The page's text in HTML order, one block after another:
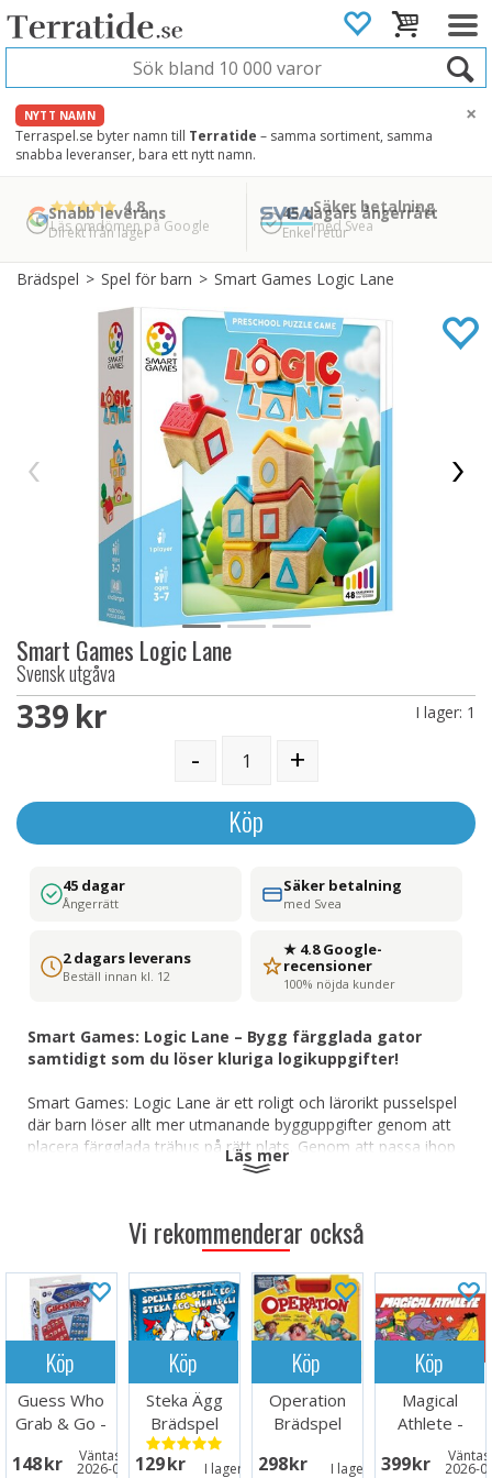
NYTT NAMN
Terraspel.se byter namn till Terratide – samma sortiment, samma
snabba leveranser, bara ett nytt namn.
×
4.8
Läs omdömen på Google
Säker betalning
med Svea
Snabb leverans
Direkt från lager
45 dagars ångerrätt
Enkel retur
Brädspel>Spel för barn>Smart Games Logic Lane
Smart Games Logic Lane
Svensk utgåva
339 SEK I lager: 1
- +
Köp
45 dagar
Ångerrätt
Säker betalning
med Svea
2 dagars leverans
Beställ innan kl. 12
★ 4.8 Google-
recensioner
100% nöjda kunder
Smart Games: Logic Lane – Bygg färgglada gator
samtidigt som du löser kluriga logikuppgifter!
Smart Games: Logic Lane är ett roligt och lärorikt pusselspel
där barn löser allt mer utmanande bygguppgifter genom att
placera färgglada trähus på rätt plats. Genom att passa ihop
fönster, skorstenar och former utvecklar spelarna rumsligt
erbjuder spelet engagerande lärande genom praktisk lek.
Innehåller 48 progressiva logikuppgifter
Utvecklar rumsligt tänkande och
problemlösningsförmåga
Stärker finmotoriken genom praktisk lek
Färgglada trähusklossar med charmiga detaljer
Lättförståelig spelupplevelse med ökande
svårighetsgrad
Kompakt och hållbar design som är perfekt för små
barn
Läs mer
Vi rekommenderar också
Köp
Guess Who
Grab & Go -
Reseutgåva
148 SEK Väntas in:
2026-08-26
Köp
Steka Ägg
Brädspel
129 SEK I lager: 17
Köp
Operation
Brädspel
298 SEK I lager: 5
Köp
Magical
Athlete -
NORSK
399 SEK 2026-